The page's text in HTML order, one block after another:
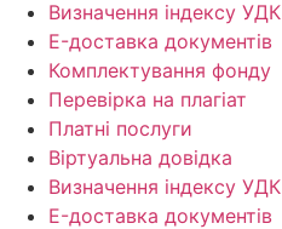
Визначення індексу УДК
E-доставка документів
Комплектування фонду
Перевірка на плагіат
Платні послуги
Віртуальна довідка
Визначення індексу УДК
E-доставка документів